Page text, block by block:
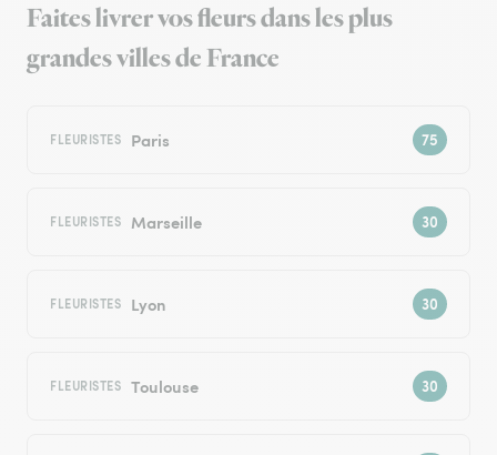
Faites livrer vos fleurs dans les plus
grandes villes de France
FLEURISTES Paris
FLEURISTES Marseille
FLEURISTES Lyon
FLEURISTES Toulouse